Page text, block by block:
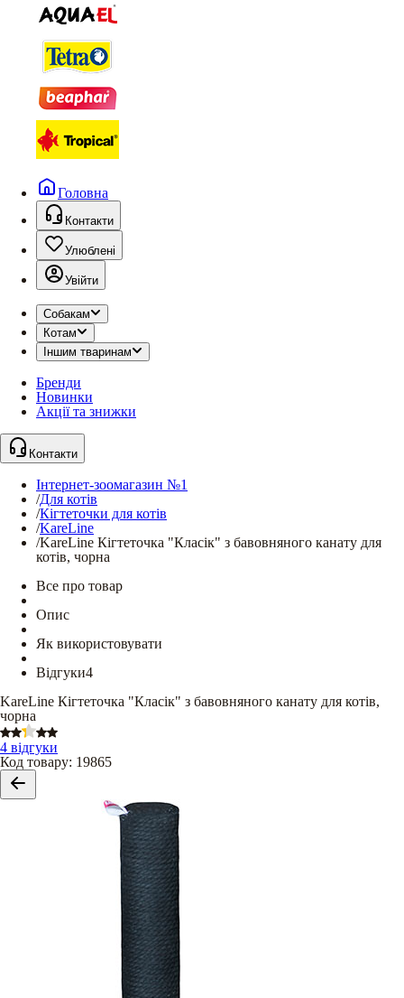
Головна
Контакти
Улюблені
Увійти
Собакам
Котам
Іншим тваринам
Бренди
Новинки
Акції та знижки
Контакти
Інтернет-зоомагазин №1
/Для котів
/Кігтеточки для котів
/KareLine
/KareLine Кігтеточка "Класік" з бавовняного канату для
котів, чорна
Все про товар
Опис
Як використовувати
Відгуки4
KareLine Кігтеточка "Класік" з бавовняного канату для котів,
чорна
4 відгуки
Код товару: 19865